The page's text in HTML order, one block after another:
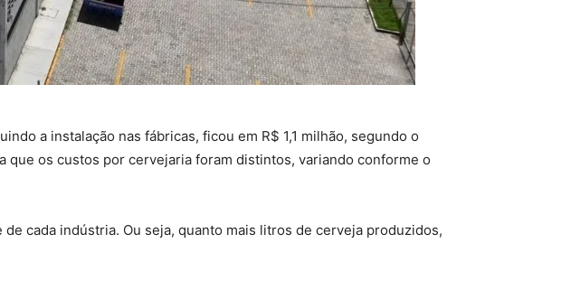
a instalação nas fábricas, ficou em R$ 1,1 milhão, segundo o
os custos por cervejaria foram distintos, variando conforme o
cada indústria. Ou seja, quanto mais litros de cerveja produzidos,